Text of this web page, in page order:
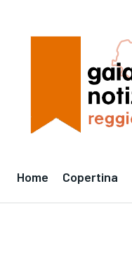
Home Copertina